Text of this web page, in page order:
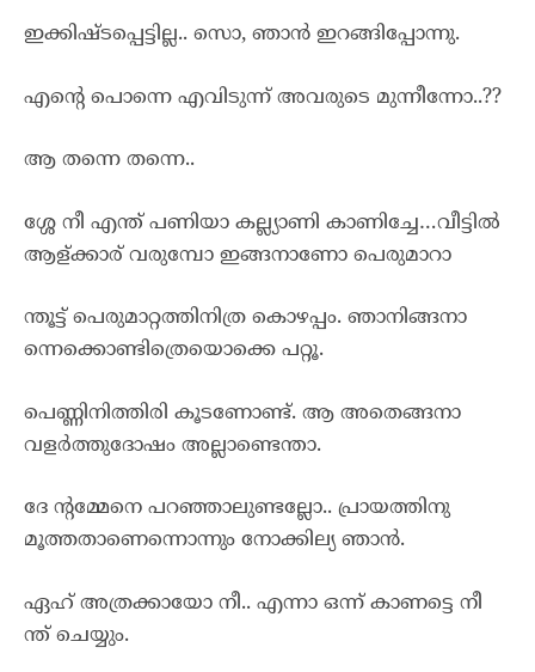
ഇക്കിഷ്ടപ്പെട്ടില്ല.. സൊ, ഞാൻ ഇറങ്ങിപ്പോന്നു.
എന്റെ പൊന്നെ എവിടുന്ന് അവരുടെ മുന്നീന്നോ..??
ആ തന്നെ തന്നെ..
ശ്ശേ നീ എന്ത് പണിയാ കല്ല്യാണി കാണിച്ചേ…വീട്ടിൽ
ആള്ക്കാര് വരുമ്പോ ഇങ്ങനാണോ പെരുമാറാ
ന്തൂട്ട് പെരുമാറ്റത്തിനിത്ര കൊഴപ്പം. ഞാനിങ്ങനാ
ന്നെക്കൊണ്ടിത്രെയൊക്കെ പറ്റൂ.
പെണ്ണിനിത്തിരി കൂടണോണ്ട്. ആ അതെങ്ങനാ
വളർത്തുദോഷം അല്ലാണ്ടെന്താ.
ദേ ന്റമ്മേനെ പറഞ്ഞാലുണ്ടല്ലോ.. പ്രായത്തിനു
മൂത്തതാണെന്നൊന്നും നോക്കില്യ ഞാൻ.
ഏഹ് അത്രക്കായോ നീ.. എന്നാ ഒന്ന് കാണട്ടെ നീ
ന്ത് ചെയ്യും.